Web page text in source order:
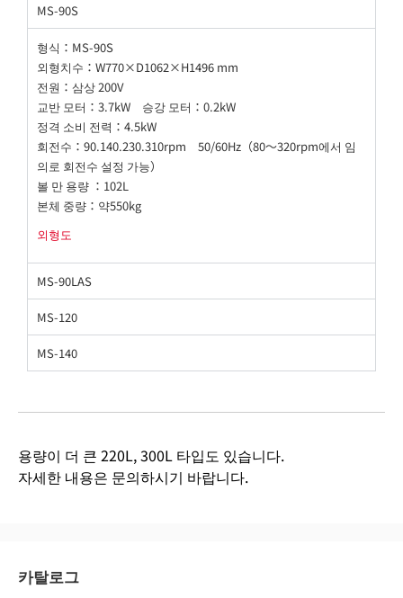
MS-90S
형식：MS-90S
외형치수：W770×D1062×H1496 mm
전원：삼상 200V
교반 모터：3.7kW 승강 모터：0.2kW
정격 소비 전력：4.5kW
회전수：90.140.230.310rpm 50/60Hz（80～320rpm에서 임
의로 회전수 설정 가능）
볼 만 용량 ：102L
본체 중량：약550kg
외형도
MS-90LAS
MS-120
MS-140
용량이 더 큰 220L, 300L 타입도 있습니다.
자세한 내용은 문의하시기 바랍니다.
카탈로그